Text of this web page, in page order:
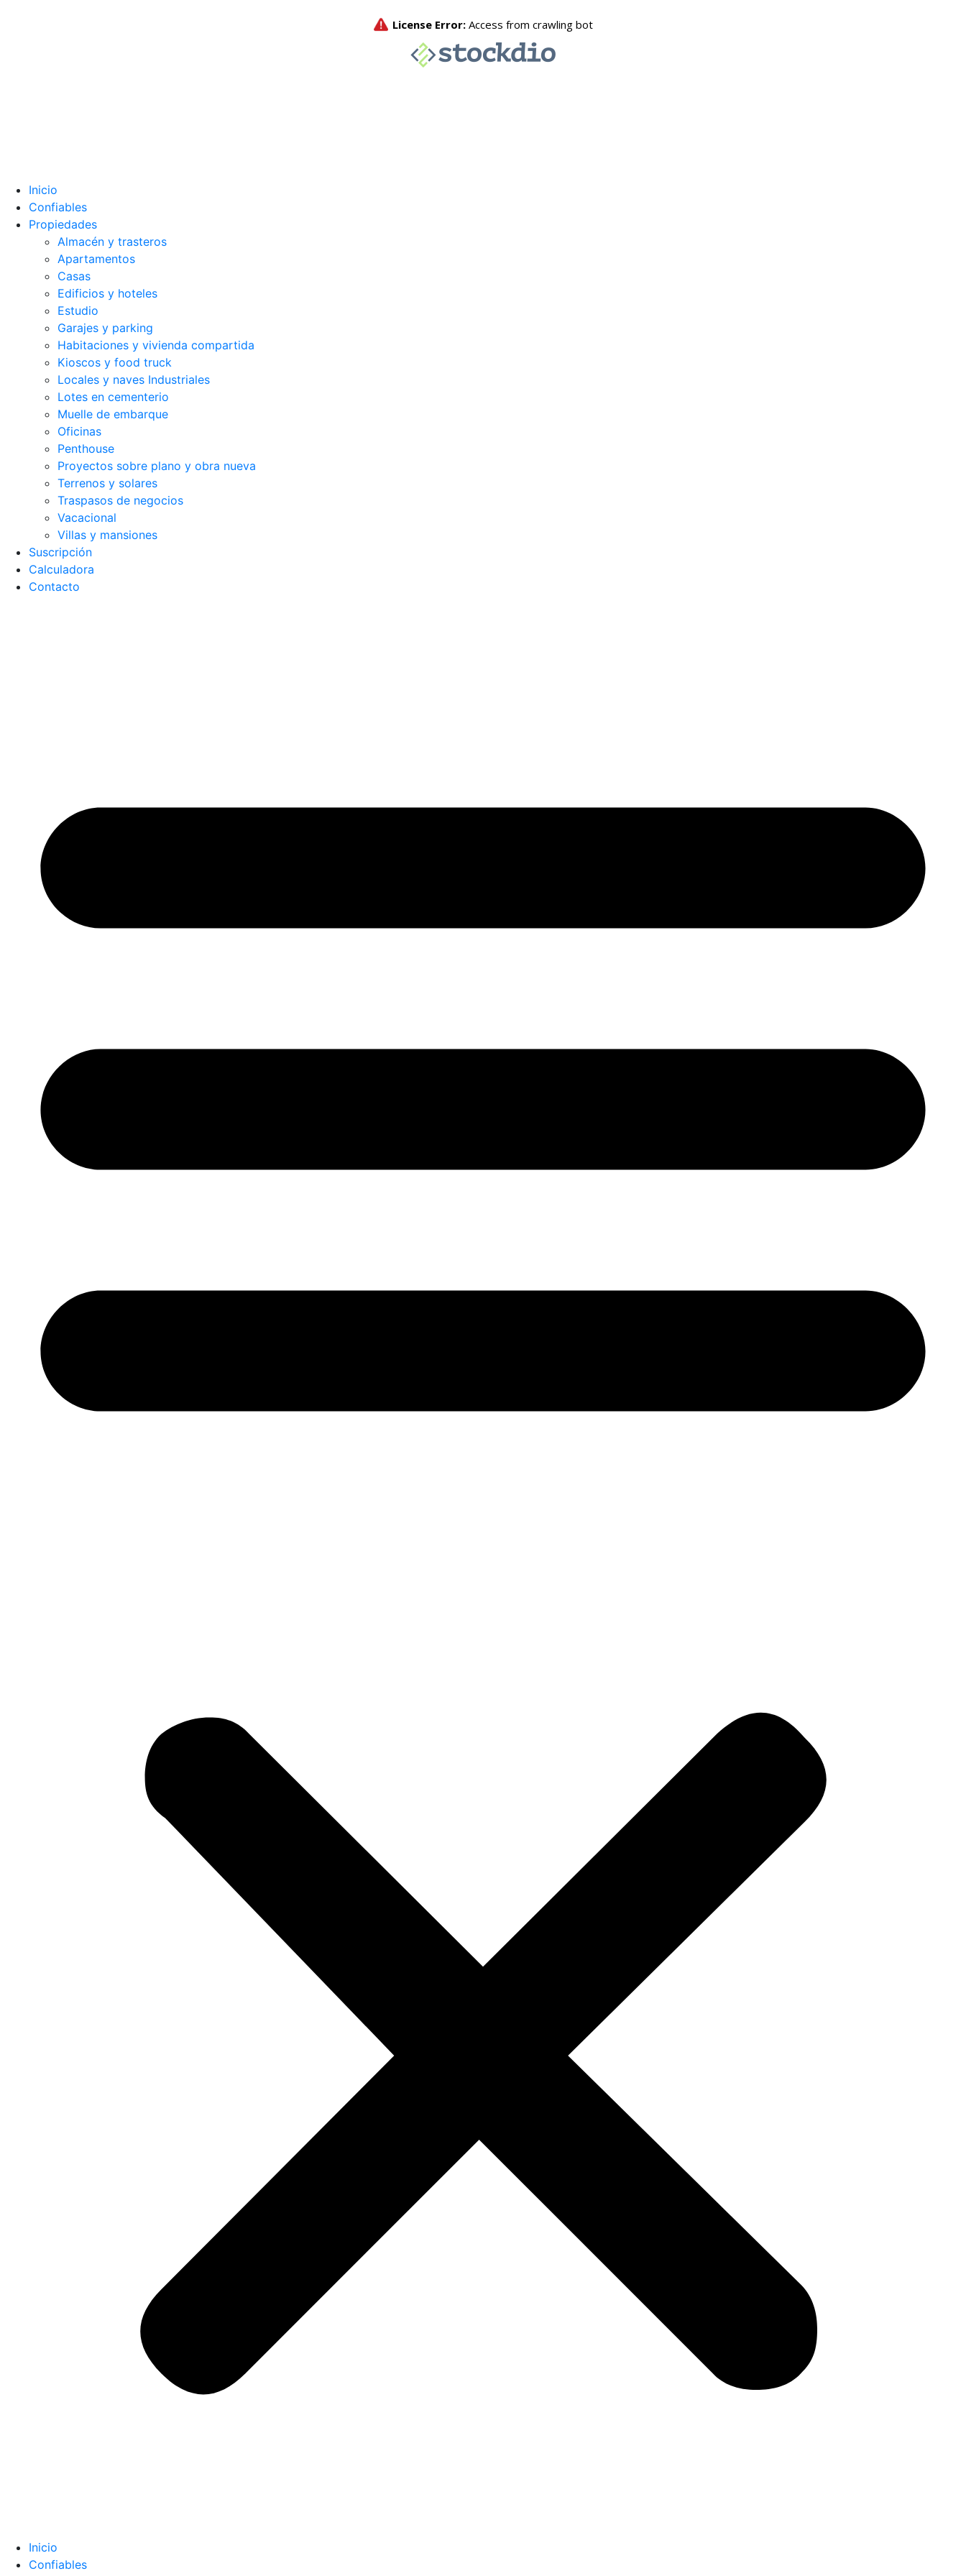
Inicio
Confiables
Propiedades
Almacén y trasteros
Apartamentos
Casas
Edificios y hoteles
Estudio
Garajes y parking
Habitaciones y vivienda compartida
Kioscos y food truck
Locales y naves Industriales
Lotes en cementerio
Muelle de embarque
Oficinas
Penthouse
Proyectos sobre plano y obra nueva
Terrenos y solares
Traspasos de negocios
Vacacional
Villas y mansiones
Suscripción
Calculadora
Contacto
Inicio
Confiables